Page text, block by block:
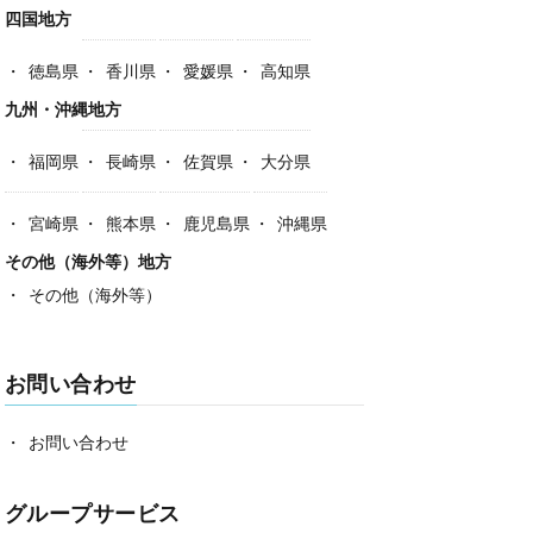
四国地方
徳島県 香川県 愛媛県
高知県
九州・沖縄地方
福岡県 長崎県 佐賀県 大分県
宮崎県 熊本県 鹿児島県
沖縄県
その他（海外等）地方
その他（海外等）
お問い合わせ
お問い合わせ
グループサービス